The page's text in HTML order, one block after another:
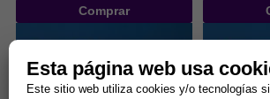
Comprar
Esta página web usa
Este sitio web utiliza cookies y/o tecnologías